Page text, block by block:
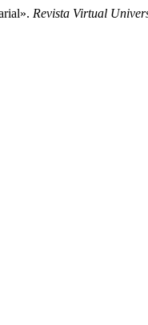
Revista Virtual